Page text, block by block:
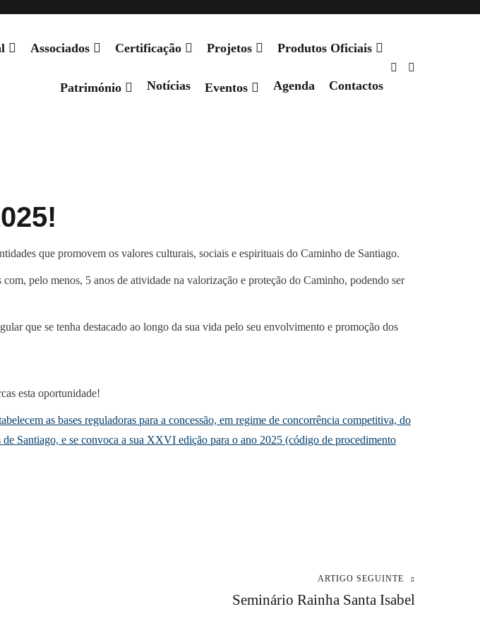
Associados Certificação Projetos Produtos Oficiais
Património Notícias Eventos Agenda Contactos
Património Notícias Eventos Agenda Contactos
que promovem os valores culturais, sociais e espirituais do Caminho de Santiago.
pelo menos, 5 anos de atividade na valorização e proteção do Caminho, podendo ser
que se tenha destacado ao longo da sua vida pelo seu envolvimento e promoção dos
esta oportunidade!
as bases reguladoras para a concessão, em regime de concorrência competitiva, do
Santiago, e se convoca a sua XXVI edição para o ano 2025 (código de procedimento
ARTIGO SEGUINTE
Seminário Rainha Santa Isabel